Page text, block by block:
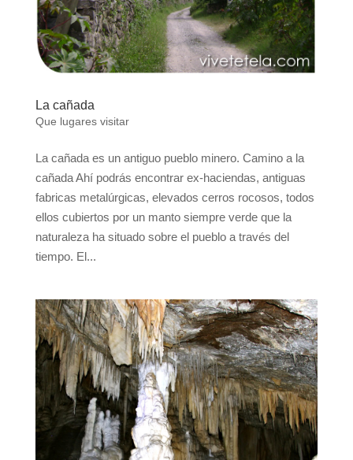
La cañada
Que lugares visitar
La cañada es un antiguo pueblo minero. Camino a la
cañada Ahí podrás encontrar ex-haciendas, antiguas
fabricas metalúrgicas, elevados cerros rocosos, todos
ellos cubiertos por un manto siempre verde que la
naturaleza ha situado sobre el pueblo a través del
tiempo. El...